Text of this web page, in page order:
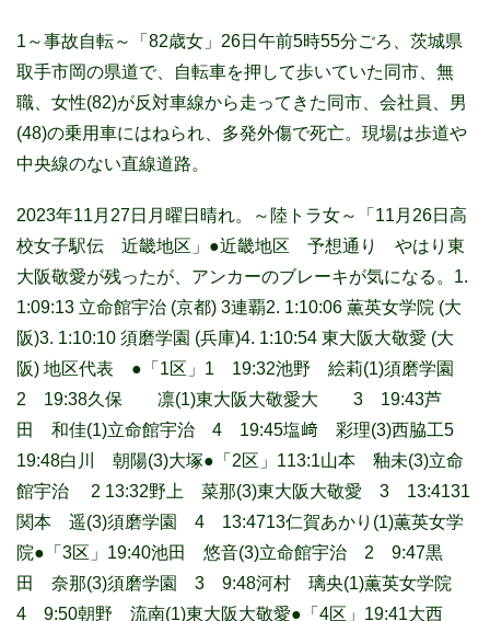
1～事故自転～
「82歳女」26日午前5時55分ごろ、茨城県
取手市岡の県道で、自転車を押して歩いていた同市、無
職、女性(82)が反対車線から走ってきた同市、会社員、男
(48)の乗用車にはねられ、多発外傷で死亡。現場は歩道や
中央線のない直線道路。
2023年11月27日月曜日晴れ。～陸トラ女～「11月26日高
校女子駅伝 近畿地区」●近畿地区 予想通り やはり東
大阪敬愛が残ったが、アンカーのブレーキが気になる。1.
1:09:13 立命館宇治 (京都) 3連覇2. 1:10:06 薫英女学院 (大
阪)3. 1:10:10 須磨学園 (兵庫)4. 1:10:54 東大阪大敬愛 (大
阪) 地区代表 ●「1区」1 19:32池野 絵莉(1)須磨学園
2 19:38久保 凛(1)東大阪大敬愛大 3 19:43芦
田 和佳(1)立命館宇治 4 19:45塩﨑 彩理(3)西脇工5
19:48白川 朝陽(3)大塚●「2区」113:1山本 釉未(3)立命
館宇治 2 13:32野上 菜那(3)東大阪大敬愛 3 13:4131
関本 遥(3)須磨学園 4 13:4713仁賀あかり(1)薫英女学
院●「3区」19:40池田 悠音(3)立命館宇治 2 9:47黒
田 奈那(3)須磨学園 3 9:48河村 璃央(1)薫英女学院
4 9:50朝野 流南(1)東大阪大敬愛●「4区」19:41大西